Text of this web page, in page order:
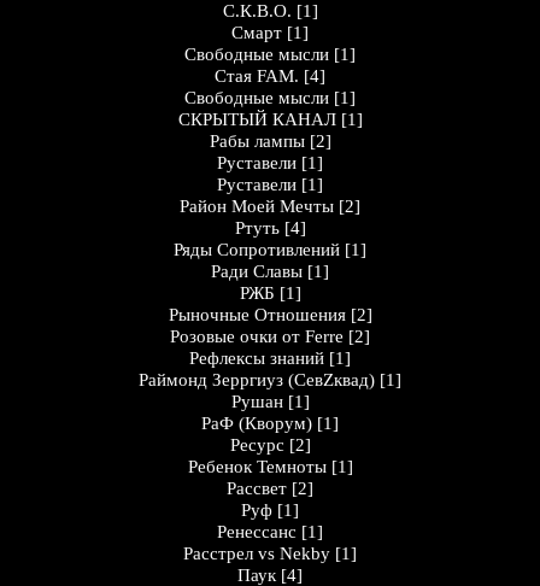
С.К.В.О. [1]
Смарт [1]
Свободные мысли [1]
Стая FAM. [4]
Свободные мысли [1]
СКРЫТЫЙ КАНАЛ [1]
Рабы лампы [2]
Руставели [1]
Руставели [1]
Район Моей Мечты [2]
Ртуть [4]
Ряды Сопротивлений [1]
Ради Славы [1]
РЖБ [1]
Рыночные Отношения [2]
Розовые очки от Ferre [2]
Рефлексы знаний [1]
Раймонд Зерргиуз (СевZквад) [1]
Рушан [1]
РаФ (Кворум) [1]
Ресурс [2]
Ребенок Темноты [1]
Рассвет [2]
Руф [1]
Ренессанс [1]
Расстрел vs Nekby [1]
Паук [4]